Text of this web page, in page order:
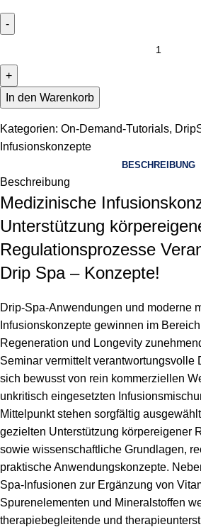
In den Warenkorb
Kategorien: On-Demand-Tutorials,
Infusionskonzepte
BESCHREIBUNG
Beschreibung
Medizinische
Unterstützung
Regulationsprozesse
Drip Spa – Konzepte!
Drip-Spa-Anwendungen und moderne
Infusionskonzepte gewinnen im
Regeneration und Longevity
Seminar vermittelt verantwortungsvolle
sich bewusst von rein kommerziellen
unkritisch eingesetzten
Mittelpunkt stehen sorgfältig
gezielten Unterstützung körpereigener
sowie wissenschaftliche Grundlagen,
praktische Anwendungskonzepte.
Spa-Infusionen zur Ergänzung von
Spurenelementen und Mineralstoffen
therapiebegleitende und